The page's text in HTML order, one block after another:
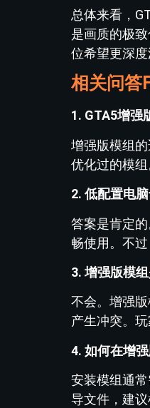
总体来看，
是画质的极
位希望更深
相关问答
1. GTA5增强
增强版模组
优化过的模
2. 低配置电
答案是肯定
畅使用。不
3. 增强版模
不会。增强
产生冲突。
4. 如何在增
安装模组通
导文件，建